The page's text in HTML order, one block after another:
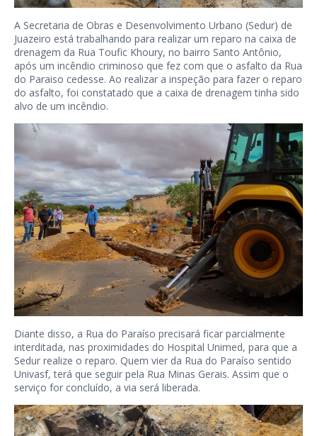
A Secretaria de Obras e Desenvolvimento Urbano (Sedur) de
Juazeiro está trabalhando para realizar um reparo na caixa de
drenagem da Rua Toufic Khoury, no bairro Santo Antônio,
após um incêndio criminoso que fez com que o asfalto da Rua
do Paraiso cedesse. Ao realizar a inspeção para fazer o reparo
do asfalto, foi constatado que a caixa de drenagem tinha sido
alvo de um incêndio.
Diante disso, a Rua do Paraíso precisará ficar parcialmente
interditada, nas proximidades do Hospital Unimed, para que a
Sedur realize o reparo. Quem vier da Rua do Paraíso sentido
Univasf, terá que seguir pela Rua Minas Gerais. Assim que o
serviço for concluído, a via será liberada.